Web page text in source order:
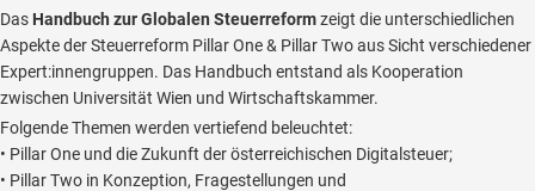
Das Handbuch zur Globalen Steuerreformzeigt die unterschiedlichen
Aspekte der Steuerreform Pillar One & Pillar Two aus Sicht verschiedener
Expert:innengruppen. Das Handbuch entstand als Kooperation
zwischen Universität Wien und Wirtschaftskammer.
Folgende Themen werden vertiefend beleuchtet:
• Pillar One und die Zukunft der österreichischen Digitalsteuer;
• Pillar Two in Konzeption, Fragestellungen und